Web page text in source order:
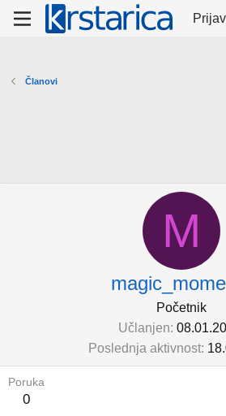
Članovi
M
Početnik
Učlanjen
Poslednja aktivnost
Poruka
0